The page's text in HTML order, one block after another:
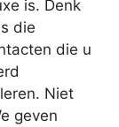
is. Denk
die
die u
Niet
geven